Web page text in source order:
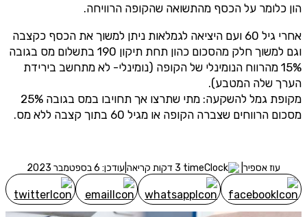
הון כלומר על הכסף מהתשואה שהקופה הרוויחה.
אחרי גיל 60 ועם היציאה לגמלאות ניתן למשוך את הכסף כקצבה
וגם למשוך חלק מהסכום כהון תחת תיקון 190 בתשלום מס בגובה
15% מהרווח הנומינלי של הקופה (נומינלי- לא מתחשב בירידת
הערך שלה המטבע).
מקופת גמל להשקעה: מתי שתרצו אך תחויבו במס בגובה 25%
מסכום הרווחים שצברה הקופה או מגיל 60 בתוך קצבה ללא מס.
עוז אספיר עודכן: 6 בספטמבר 2023